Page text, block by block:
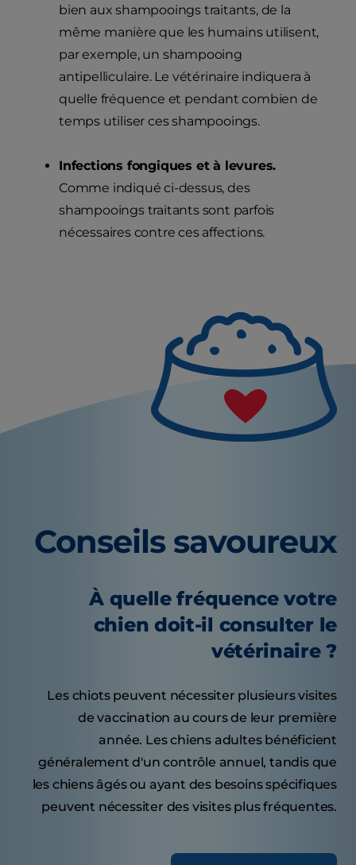
bien aux shampooings traitants, de la
même manière que les humains utilisent,
par exemple, un shampooing
antipelliculaire. Le vétérinaire indiquera à
quelle fréquence et pendant combien de
temps utiliser ces shampooings.
Infections fongiques et à levures.
Comme indiqué ci-dessus, des
shampooings traitants sont parfois
nécessaires contre ces affections.
Conseils savoureux
À quelle fréquence votre
chien doit-il consulter le
vétérinaire ?
Les chiots peuvent nécessiter plusieurs visites
de vaccination au cours de leur première
année. Les chiens adultes bénéficient
généralement d'un contrôle annuel, tandis que
les chiens âgés ou ayant des besoins spécifiques
peuvent nécessiter des visites plus fréquentes.